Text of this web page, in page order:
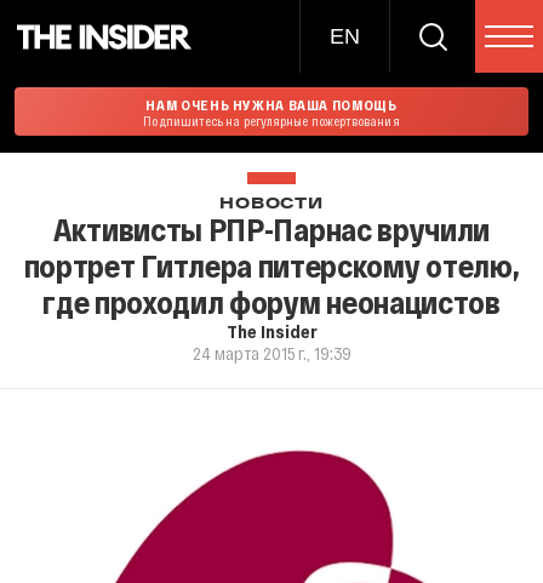
EN
НАМ ОЧЕНЬ НУЖНА ВАША ПОМОЩЬ
Подпишитесь на регулярные пожертвования
НОВОСТИ
Активисты РПР-Парнас вручили
портрет Гитлера питерскому отелю,
где проходил форум неонацистов
The Insider
24 марта 2015 г., 19:39